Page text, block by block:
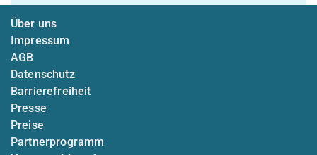
Über uns
Impressum
AGB
Datenschutz
Barrierefreiheit
Presse
Preise
Partnerprogramm